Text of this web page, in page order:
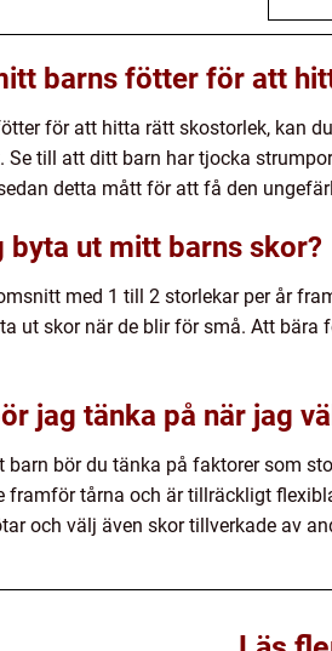
barns fötter för att
för att hitta rätt skostorlek, kan
Se till att ditt barn har tjocka
detta mått för att få den
byta ut mitt barns skor?
med 1 till 2 storlekar per år
ut skor när de blir för små. Att
jag tänka på när jag
barn bör du tänka på faktorer som
framför tårna och är tillräckligt
och välj även skor tillverkade av